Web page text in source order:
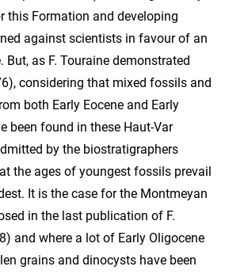
this Formation and developing
against scientists in favour of an
But, as F. Touraine demonstrated
considering that mixed fossils and
both Early Eocene and Early
been found in these Haut-Var
by the biostratigraphers
the ages of youngest fossils prevail
It is the case for the Montmeyan
in the last publication of F.
and where a lot of Early Oligocene
grains and dinocysts have been